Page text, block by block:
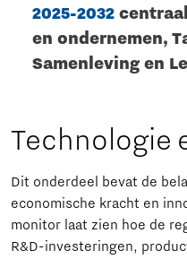
2025-2032
en ondernemen,
Samenleving en
Technologie
Dit onderdeel bevat de
economische kracht en
monitor laat zien hoe de
R&D-investeringen,